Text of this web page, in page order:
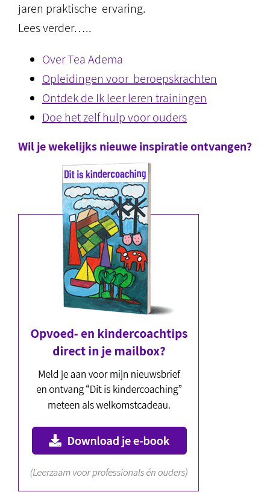
jaren praktische ervaring.
Lees verder…..
Over Tea Adema
Opleidingen voor beroepskrachten
Ontdek de Ik leer leren trainingen
Doe het zelf hulp voor ouders
Wil je wekelijks nieuwe inspiratie ontvangen?